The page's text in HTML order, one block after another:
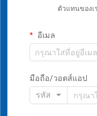
ตัวแทนของเ
อีเมล
มือถือ/วอตส์แอป
รหัส